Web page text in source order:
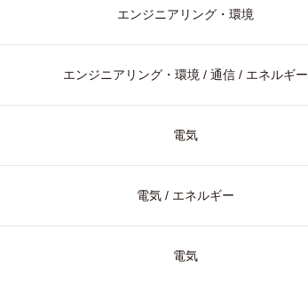
エンジニアリング・環境
エンジニアリング・環境 / 通信 / エネルギー
電気
電気 / エネルギー
電気